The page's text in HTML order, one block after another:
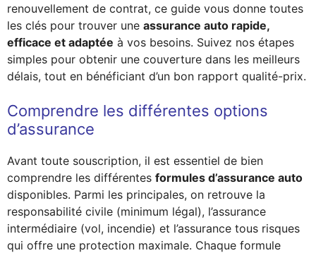
renouvellement de contrat, ce guide vous donne toutes
les clés pour trouver une assurance auto rapide,
efficace et adaptée à vos besoins. Suivez nos étapes
simples pour obtenir une couverture dans les meilleurs
délais, tout en bénéficiant d’un bon rapport qualité-prix.
Comprendre les différentes options
d’assurance
Avant toute souscription, il est essentiel de bien
comprendre les différentes formules d’assurance auto
disponibles. Parmi les principales, on retrouve la
responsabilité civile (minimum légal), l’assurance
intermédiaire (vol, incendie) et l’assurance tous risques
qui offre une protection maximale. Chaque formule